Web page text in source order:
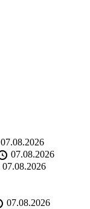
07.08.2026
07.08.2026
07.08.2026
07.08.2026